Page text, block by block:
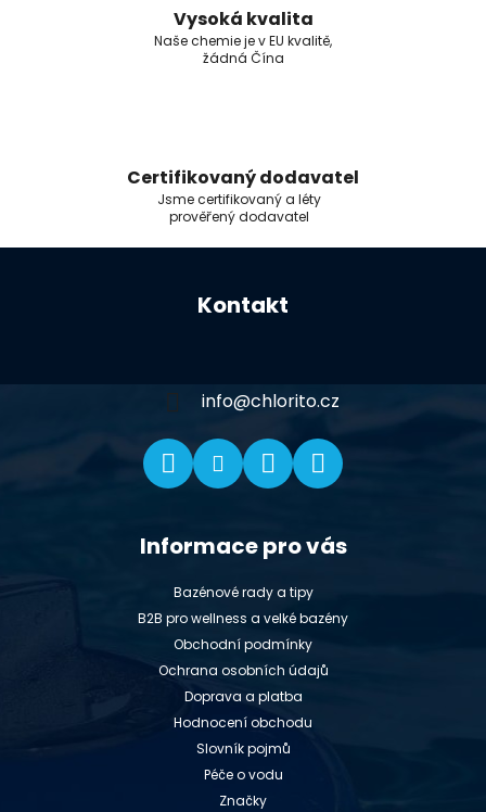
Vysoká kvalita
Naše chemie je v EU kvalitě,
žádná Čína
Certifikovaný dodavatel
Jsme certifikovaný a léty
prověřený dodavatel
Kontakt
info@chlorito.cz
Informace pro vás
Bazénové rady a tipy
B2B pro wellness a velké bazény
Obchodní podmínky
Ochrana osobních údajů
Doprava a platba
Hodnocení obchodu
Slovník pojmů
Péče o vodu
Značky